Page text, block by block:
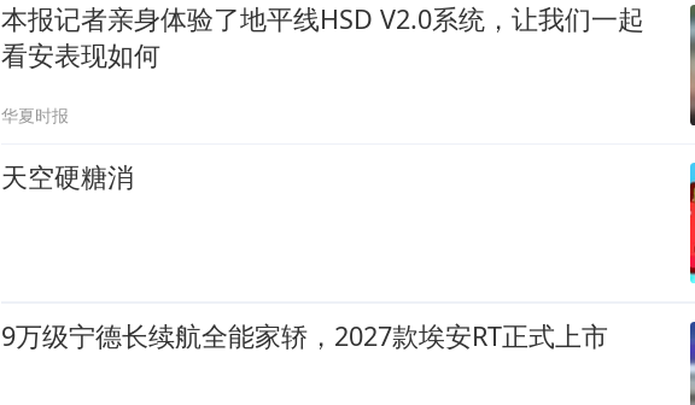
本报记者亲身体验了地平线HSD V2.0系统，让我们一起
看安表现如何
华夏时报
天空硬糖消
9万级宁德长续航全能家轿，2027款埃安RT正式上市